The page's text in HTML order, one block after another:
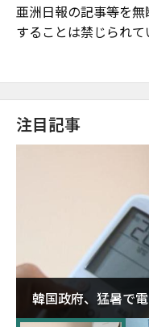
亜洲日報の記事等を
することは禁じられて
注目記事
韓国政府、猛暑で